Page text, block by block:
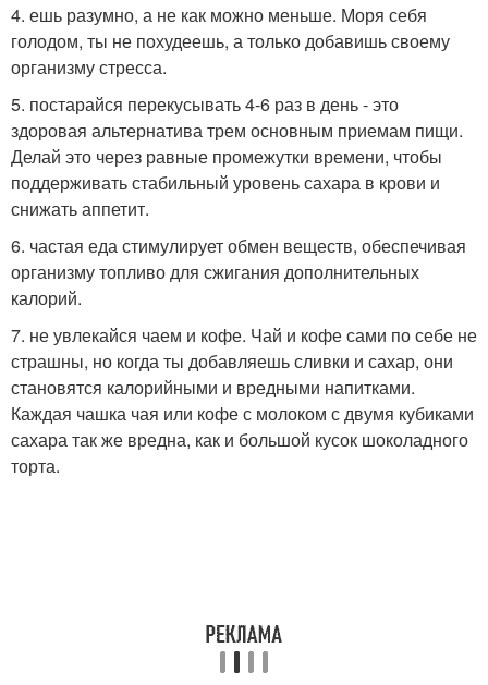
4. ешь разумно, а не как можно меньше. Моря себя
голодом, ты не похудеешь, а только добавишь своему
организму стресса.
5. постарайся перекусывать 4-6 раз в день - это
здоровая альтернатива трем основным приемам пищи.
Делай это через равные промежутки времени, чтобы
поддерживать стабильный уровень сахара в крови и
снижать аппетит.
6. частая еда стимулирует обмен веществ, обеспечивая
организму топливо для сжигания дополнительных
калорий.
7. не увлекайся чаем и кофе. Чай и кофе сами по себе не
страшны, но когда ты добавляешь сливки и сахар, они
становятся калорийными и вредными напитками.
Каждая чашка чая или кофе с молоком с двумя кубиками
сахара так же вредна, как и большой кусок шоколадного
торта.